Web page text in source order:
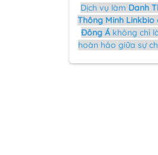
Dịch vụ làm Danh
Thông Minh Linkbio
Đông Á không chỉ
hoàn hảo giữa sự